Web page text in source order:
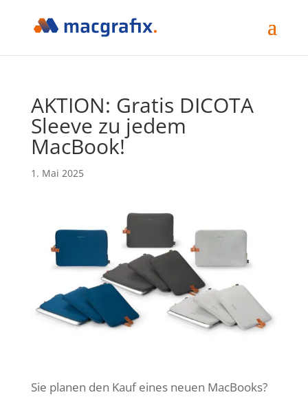
AKTION: Gratis DICOTA
Sleeve zu jedem
MacBook!
1. Mai 2025
Sie planen den Kauf eines neuen MacBooks?